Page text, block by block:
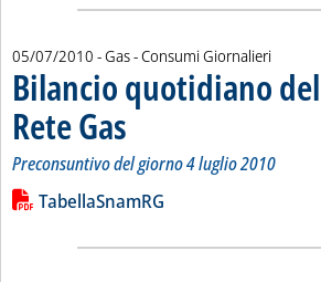
05/07/2010 - Gas - Consumi Giornalieri
Bilancio quotidiano
Rete Gas . Sottotitolo: Preconsuntivo del
. Pubblicata lunedì 05 luglio 2010
Preconsuntivo del giorno 4 luglio 2010
Leggi tutta la notizia: 'Bilancio
Lista allegati PDF alla notizia
TabellaSnamRG